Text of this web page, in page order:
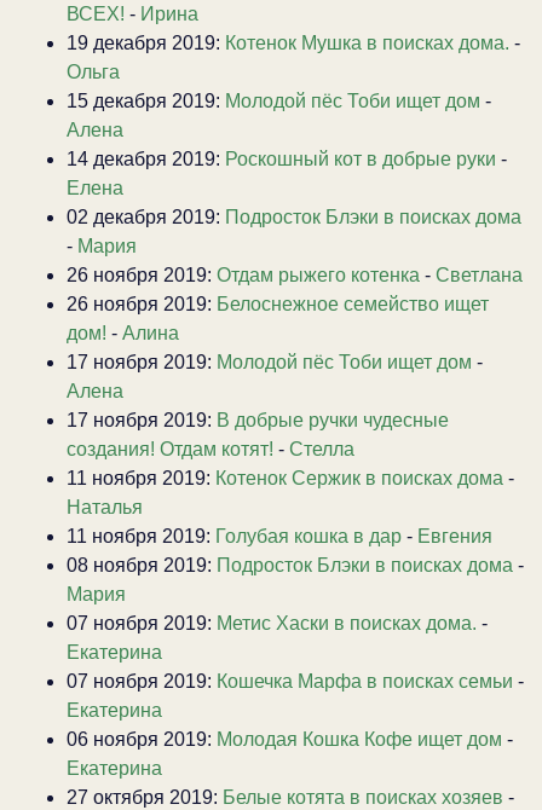
ВСЕХ! - Ирина
19 декабря 2019: Котенок Мушка в поисках дома. -
Ольга
15 декабря 2019: Молодой пёс Тоби ищет дом -
Алена
14 декабря 2019: Роскошный кот в добрые руки -
Елена
02 декабря 2019: Подросток Блэки в поисках дома
- Мария
26 ноября 2019: Отдам рыжего котенка - Светлана
26 ноября 2019: Белоснежное семейство ищет
дом! - Алина
17 ноября 2019: Молодой пёс Тоби ищет дом -
Алена
17 ноября 2019: В добрые ручки чудесные
создания! Отдам котят! - Стелла
11 ноября 2019: Котенок Сержик в поисках дома -
Наталья
11 ноября 2019: Голубая кошка в дар - Евгения
08 ноября 2019: Подросток Блэки в поисках дома -
Мария
07 ноября 2019: Метис Хаски в поисках дома. -
Екатерина
07 ноября 2019: Кошечка Марфа в поисках семьи -
Екатерина
06 ноября 2019: Молодая Кошка Кофе ищет дом -
Екатерина
27 октября 2019: Белые котята в поисках хозяев -